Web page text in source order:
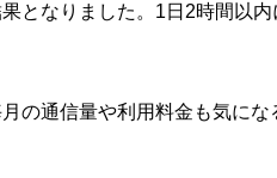
となりました。1日2時間以
の通信量や利用料金も気にな